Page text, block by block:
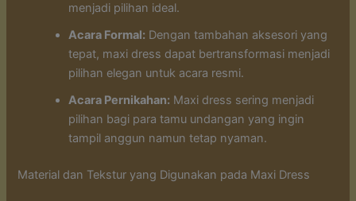
menjadi pilihan ideal.
Acara Formal: Dengan tambahan aksesori yang
tepat, maxi dress dapat bertransformasi menjadi
pilihan elegan untuk acara resmi.
Acara Pernikahan: Maxi dress sering menjadi
pilihan bagi para tamu undangan yang ingin
tampil anggun namun tetap nyaman.
Material dan Tekstur yang Digunakan pada Maxi Dress